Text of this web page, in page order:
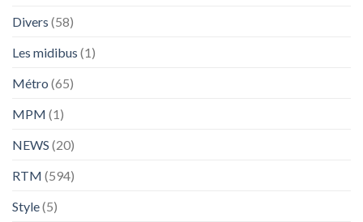
Divers (58)
Les midibus (1)
Métro (65)
MPM (1)
NEWS (20)
RTM (594)
Style(5)